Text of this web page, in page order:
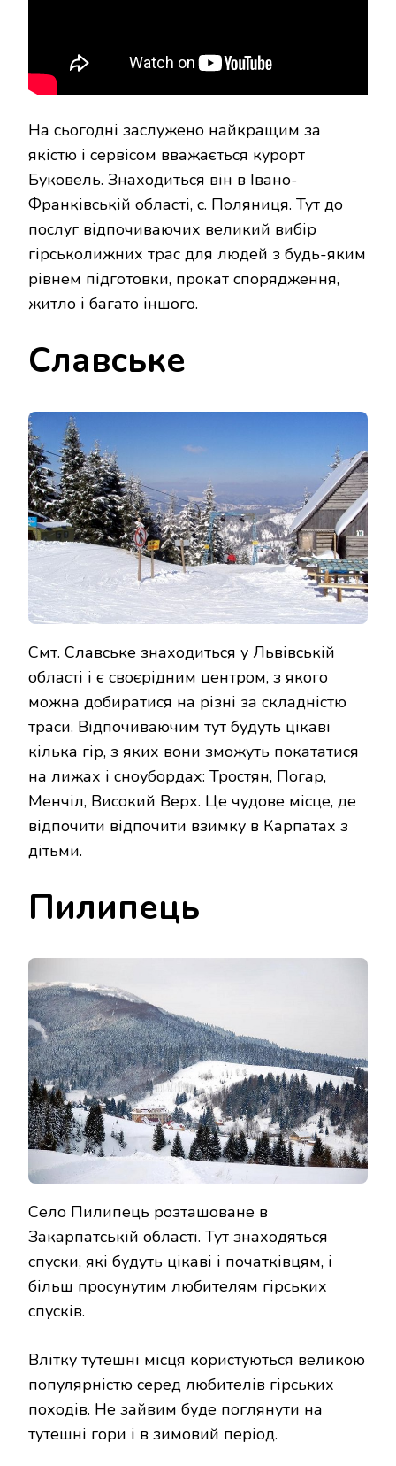
На сьогодні заслужено найкращим за
якістю і сервісом вважається курорт
Буковель. Знаходиться він в Івано-
Франківській області, с. Поляниця. Тут до
послуг відпочиваючих великий вибір
гірськолижних трас для людей з будь-яким
рівнем підготовки, прокат спорядження,
житло і багато іншого.
Славське
Смт. Славське знаходиться у Львівській
області і є своєрідним центром, з якого
можна добиратися на різні за складністю
траси. Відпочиваючим тут будуть цікаві
кілька гір, з яких вони зможуть покататися
на лижах і сноубордах: Тростян, Погар,
Менчіл, Високий Верх. Це чудове місце, де
відпочити відпочити взимку в Карпатах з
дітьми.
Пилипець
Село Пилипець розташоване в
Закарпатській області. Тут знаходяться
спуски, які будуть цікаві і початківцям, і
більш просунутим любителям гірських
спусків.
Влітку тутешні місця користуються великою
популярністю серед любителів гірських
походів. Не зайвим буде поглянути на
тутешні гори і в зимовий період.